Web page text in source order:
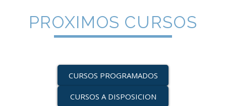
PROXIMOS CURSOS
CURSOS PROGRAMADOS
CURSOS A DISPOSICION